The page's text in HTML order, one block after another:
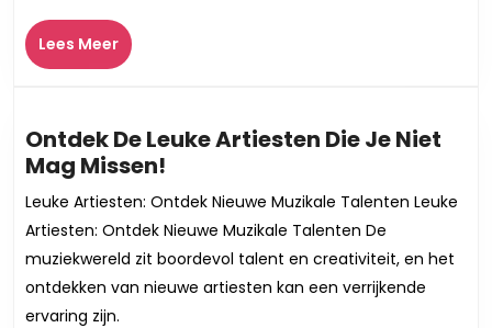
Lees MeerLees
Meer
Ontdek De Leuke Artiesten Die Je Niet
Mag Missen!
De
Leuke
Artiesten
Die
Je
Leuke Artiesten: Ontdek Nieuwe Muzikale Talenten Leuke
Artiesten: Ontdek Nieuwe Muzikale Talenten De
muziekwereld zit boordevol talent en creativiteit, en het
ontdekken van nieuwe artiesten kan een verrijkende
ervaring zijn.